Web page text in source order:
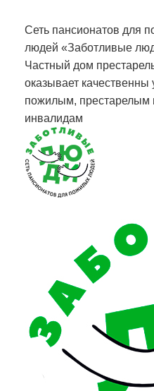
содержанию
Сеть пансионатов для
людей «Заботливые
Частный дом
оказывает качественны
пожилым, престарелым
инвалидам
АРХИВЫ ЗА
Вы здесь:
Главная
2025
Июнь